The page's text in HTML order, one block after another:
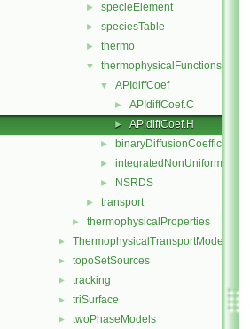
► specieElement
► speciesTable
► thermo
▼ thermophysicalFunctions
▼ APIdiffCoef
► APIdiffCoef.C
► APIdiffCoef.H
► binaryDiffusionCoefficient
► integratedNonUniformTable1
► NSRDS
► transport
► thermophysicalProperties
► ThermophysicalTransportModels
► topoSetSources
► tracking
► triSurface
► twoPhaseModels